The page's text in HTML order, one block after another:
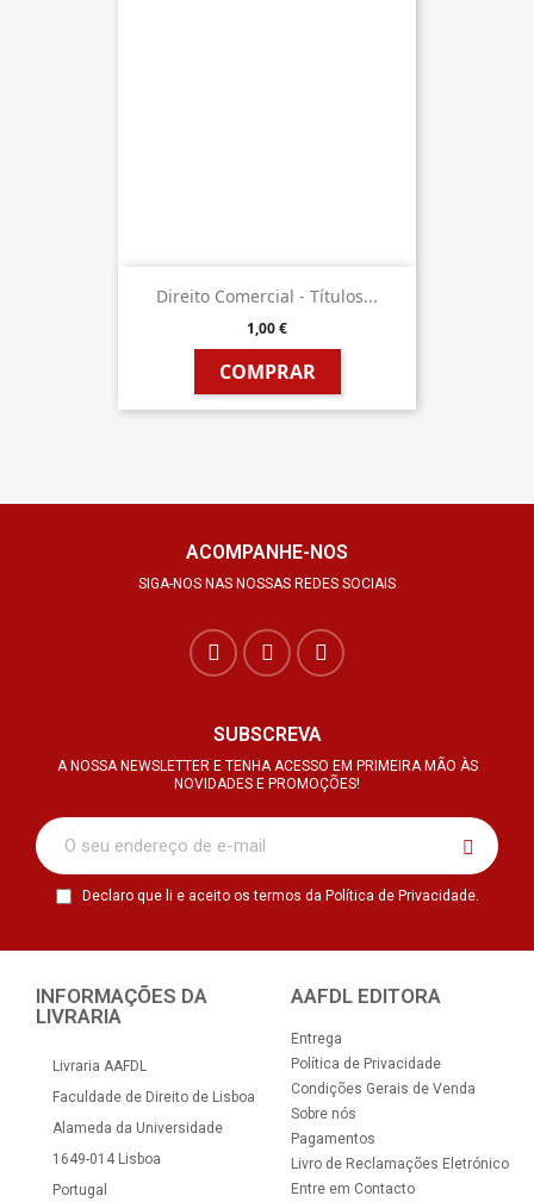
Direito Comercial - Títulos...
1,00 €
COMPRAR
ACOMPANHE-NOS
SIGA-NOS NAS NOSSAS REDES SOCIAIS
SUBSCREVA
A NOSSA NEWSLETTER E TENHA ACESSO EM PRIMEIRA MÃO ÀS
NOVIDADES E PROMOÇÕES!
Declaro que li e aceito os termos da Política de Privacidade.
INFORMAÇÕES DA
LIVRARIA
Livraria AAFDL
Faculdade de Direito de Lisboa
Alameda da Universidade
1649-014 Lisboa
Portugal
AAFDL EDITORA
Entrega
Política de Privacidade
Condições Gerais de Venda
Sobre nós
Pagamentos
Livro de Reclamações Eletrónico
Entre em Contacto